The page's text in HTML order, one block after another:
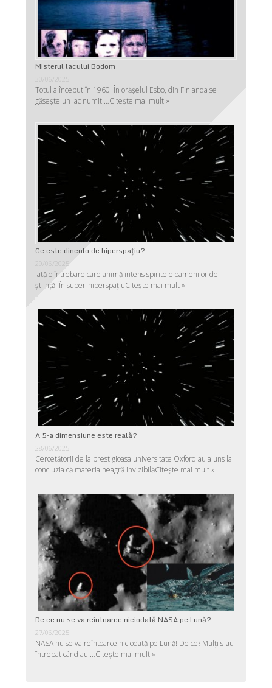
Misterul lacului Bodom
Totul a început în 1960. În orășelul Esbo, din Finlanda se
găsește un lac numit …Citește mai mult »
Ce este dincolo de hiperspaţiu?
29/06/2025
Iată o întrebare care animă intens spiritele oamenilor de
ştiinţă. În super-hiperspaţiuCitește mai mult »
A 5-a dimensiune este reală?
28/06/2025
Cercetătorii de la prestigioasa universitate Oxford au ajuns la
concluzia că materia neagră invizibilăCitește mai mult »
De ce nu se va reîntoarce niciodată NASA pe Lună?
27/06/2025
NASA nu se va reîntoarce niciodată pe Lună! De ce? Mulţi s-au
întrebat când au …Citește mai mult »